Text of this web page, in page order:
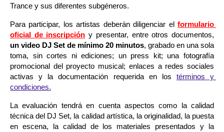
Trance y sus diferentes subgéneros.
Para participar, los artistas deberán diligenciar el formulario
oficial de inscripción
un video DJ Set de mínimo 20 minutos, grabado en una sola
toma, sin cortes ni ediciones; un press kit; una fotografía
promocional del proyecto musical; enlaces a redes sociales
activas y la documentación requerida en los términos y
condiciones.
La evaluación tendrá en cuenta aspectos como la calidad
técnica del DJ Set, la calidad artística, la originalidad, la puesta
en escena, la calidad de los materiales presentados y la